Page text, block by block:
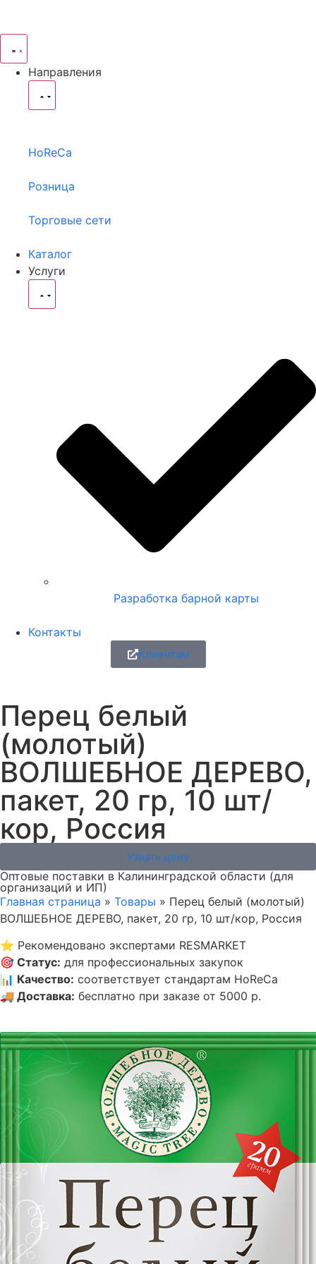
Направления
HoReCa
Розница
Торговые сети
Каталог
Услуги
Разработка барной карты
Контакты
Клиентам
Перец белый
(молотый)
ВОЛШЕБНОЕ ДЕРЕВО,
пакет, 20 гр, 10 шт/
кор, Россия
Узнать цену
Оптовые поставки в Калининградской области (для
организаций и ИП)
Главная страница » Товары » Перец белый (молотый)
ВОЛШЕБНОЕ ДЕРЕВО, пакет, 20 гр, 10 шт/кор, Россия
⭐ Рекомендовано экспертами RESMARKET
🎯 Статус: для профессиональных закупок
📊 Качество: соответствует стандартам HoReCa
🚚 Доставка: бесплатно при заказе от 5000 р.